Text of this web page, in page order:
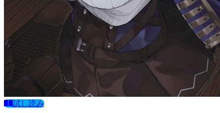
試し読み